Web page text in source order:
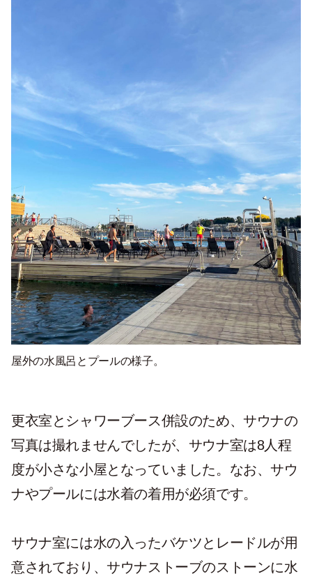
屋外の水風呂とプールの様子。
更衣室とシャワーブース併設のため、サウナの
写真は撮れませんでしたが、サウナ室は8人程
度が小さな小屋となっていました。なお、サウ
ナやプールには水着の着用が必須です。
サウナ室には水の入ったバケツとレードルが用
意されており、サウナストーブのストーンに水